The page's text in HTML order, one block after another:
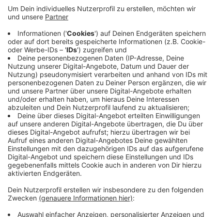
Anzeige
Organisiert wird es unter anderem vom Krefelder
Hockeyverein CHTC. Mit dabei sind 18 Teams aus 9
Nationen - die deutschen Teams starten in beiden
Gruppen als Titelverteidiger ins Turnier. Für den Verein
und die Stadt hat es eine besondere Bedeutung: Vor
allem im Hinblick auf das Stadtjubiläum und die
Deutschlandpremiere der Europameisterschaft, heißt
es.
Anzeige